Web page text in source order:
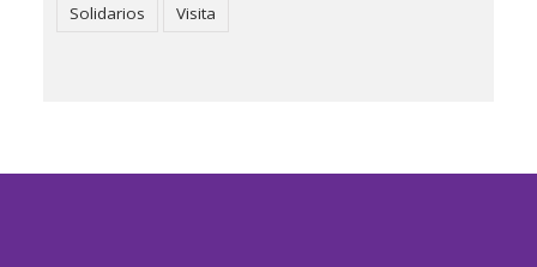
Solidarios
Visita